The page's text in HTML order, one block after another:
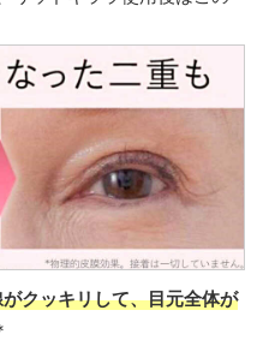
クッキリして、目元全体が